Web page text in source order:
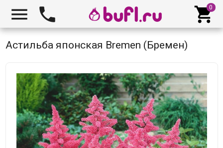
  
Астильба японская Bremen (Бремен)